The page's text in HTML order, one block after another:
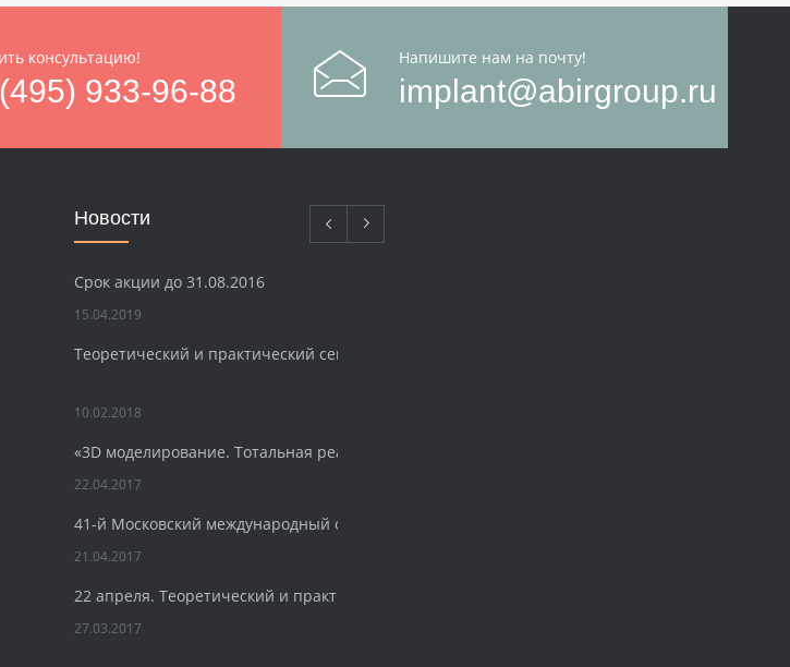
консультацию!
933-96-88
Напишите нам на почту!
implant@abirgroup.ru
Новости
Срок акции до 31.08.2016
15.04.2019
Теоретический и практический семинар для начинающих имплантологов
10.02.2018
«3D моделирование. Тотальная реабилитация. Одномоментная нагрузка. Создание
22.04.2017
41-й Московский международный стоматологический форум и выставка «ДЕНТАЛ САЛОН
21.04.2017
22 апреля. Теоретический и практический семинар по имплантологии.
27.03.2017